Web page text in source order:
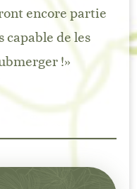
encore partie
capable de les
!»